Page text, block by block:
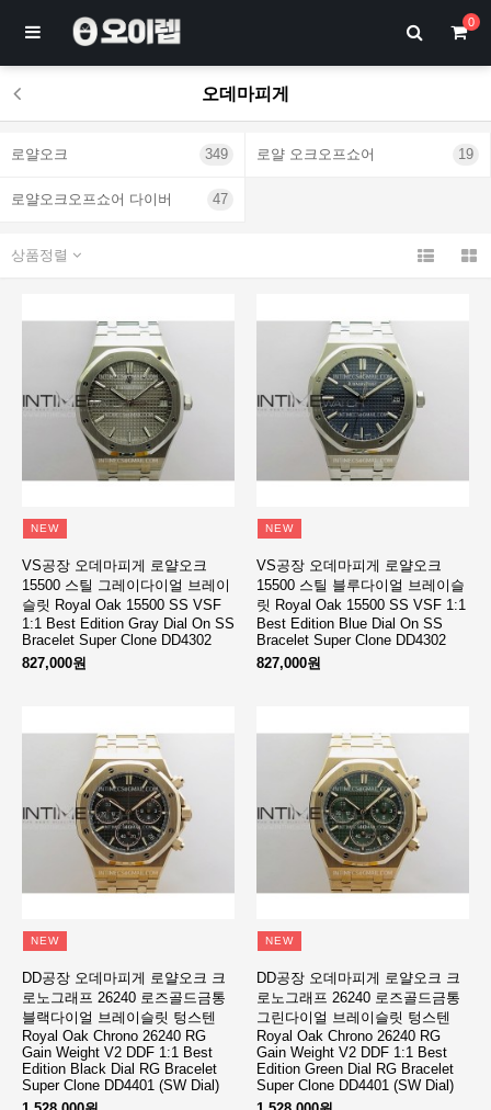
0
오데마피게
로얄오크 349 로얄 오크오프쇼어 19
로얄오크오프쇼어 다이버 47
상품정렬
NEW
VS공장 오데마피게 로얄오크
15500 스틸 그레이다이얼 브레이
슬릿 Royal Oak 15500 SS VSF
1:1 Best Edition Gray Dial On SS
Bracelet Super Clone DD4302
827,000원
NEW
VS공장 오데마피게 로얄오크
15500 스틸 블루다이얼 브레이슬
릿 Royal Oak 15500 SS VSF 1:1
Best Edition Blue Dial On SS
Bracelet Super Clone DD4302
827,000원
NEW
DD공장 오데마피게 로얄오크 크
로노그래프 26240 로즈골드금통
블랙다이얼 브레이슬릿 텅스텐
Royal Oak Chrono 26240 RG
Gain Weight V2 DDF 1:1 Best
Edition Black Dial RG Bracelet
Super Clone DD4401 (SW Dial)
NEW
DD공장 오데마피게 로얄오크 크
로노그래프 26240 로즈골드금통
그린다이얼 브레이슬릿 텅스텐
Royal Oak Chrono 26240 RG
Gain Weight V2 DDF 1:1 Best
Edition Green Dial RG Bracelet
Super Clone DD4401 (SW Dial)